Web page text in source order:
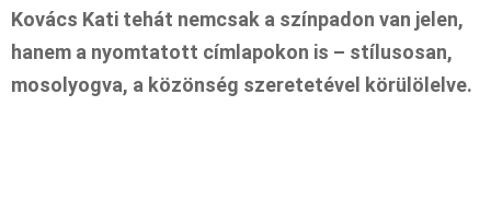
Kovács Kati tehát nemcsak a színpadon van jelen,
hanem a nyomtatott címlapokon is – stílusosan,
mosolyogva, a közönség szeretetével körülölelve.